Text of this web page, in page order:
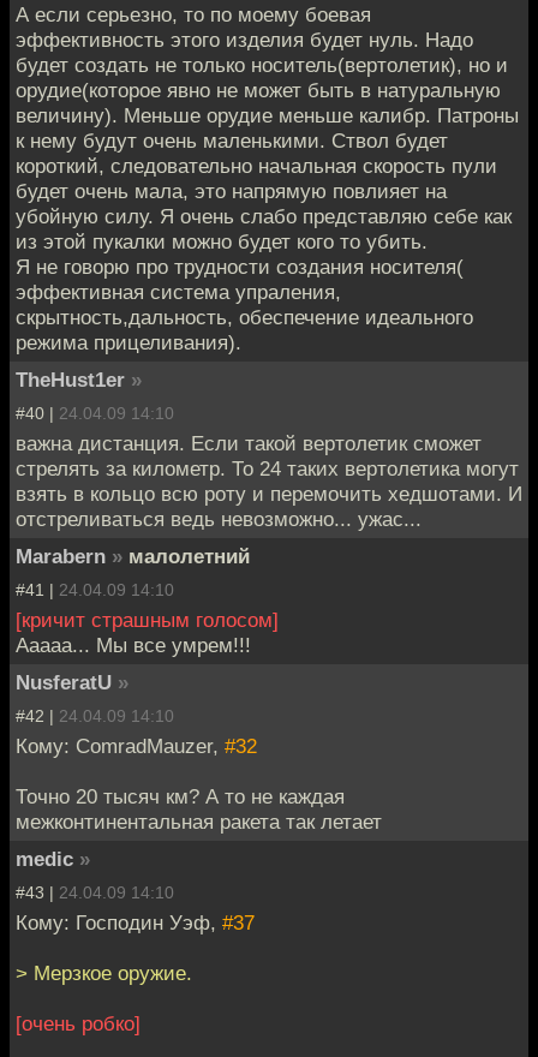
А если серьезно, то по моему боевая
эффективность этого изделия будет нуль. Надо
будет создать не только носитель(вертолетик), но и
орудие(которое явно не может быть в натуральную
величину). Меньше орудие меньше калибр. Патроны
к нему будут очень маленькими. Ствол будет
короткий, следовательно начальная скорость пули
будет очень мала, это напрямую повлияет на
убойную силу. Я очень слабо представляю себе как
из этой пукалки можно будет кого то убить.
Я не говорю про трудности создания носителя(
эффективная система упраления,
скрытность,дальность, обеспечение идеального
режима прицеливания).
TheHust1er »
#40 | 24.04.09 14:10
важна дистанция. Если такой вертолетик сможет
стрелять за километр. То 24 таких вертолетика могут
взять в кольцо всю роту и перемочить хедшотами. И
отстреливаться ведь невозможно... ужас...
Marabern » малолетний
#41 | 24.04.09 14:10
[кричит страшным голосом]
Ааааа... Мы все умрем!!!
NusferatU »
#42 | 24.04.09 14:10
Кому: ComradMauzer, #32
Точно 20 тысяч км? А то не каждая
межконтинентальная ракета так летает
medic »
#43 | 24.04.09 14:10
Кому: Господин Уэф, #37
> Мерзкое оружие.
[очень робко]